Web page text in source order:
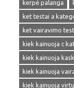
kerpė palanga
ket testai a
ket vairavimo
kiek kainuoja c
kiek kainuoja
kiek kainuoja
kiek kainuoja